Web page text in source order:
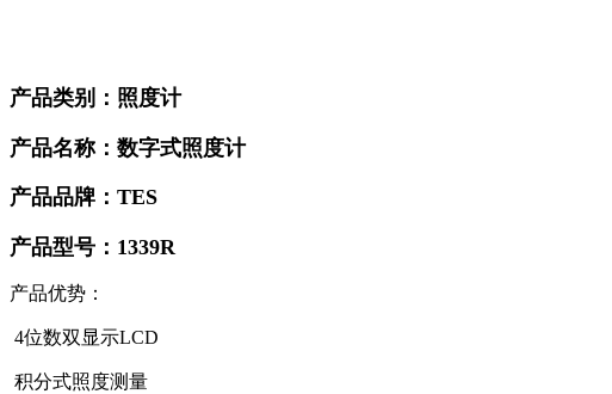
产品类别：照度计
产品名称：数字式照度计
产品品牌：TES
产品型号：1339R
产品优势：
4位数双显示LCD
积分式照度测量